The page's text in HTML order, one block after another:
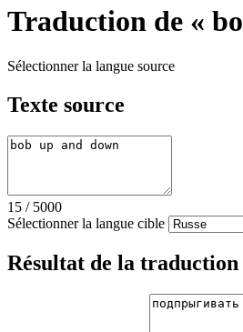
Traduction de «
Sélectionner la langue source
Texte source
15 / 5000
Sélectionner la langue cible
Résultat de la traduction